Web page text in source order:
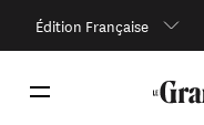
Édition Française